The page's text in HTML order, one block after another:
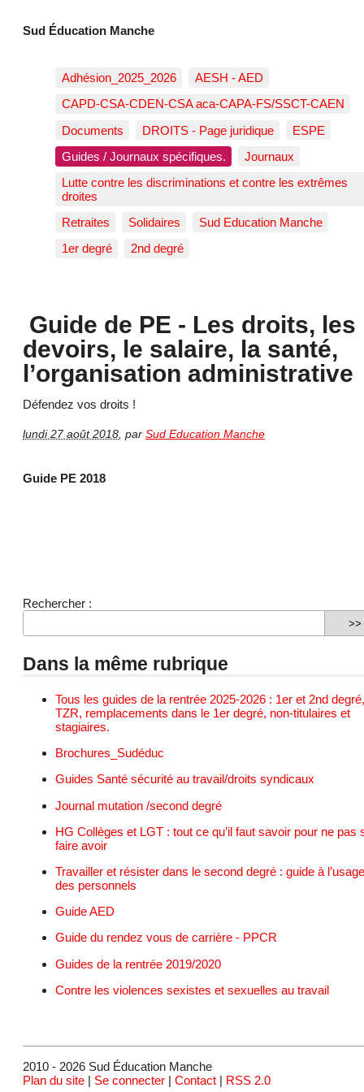
Sud Éducation Manche
Adhésion_2025_2026
AESH - AED
CAPD-CSA-CDEN-CSA aca-CAPA-FS/SSCT-CAEN
Documents
DROITS - Page juridique
ESPE
Guides / Journaux spécifiques.
Journaux
Lutte contre les discriminations et contre les extrêmes
droites
Retraites
Solidaires
Sud Education Manche
1er degré
2nd degré
Guide de PE - Les droits, les
devoirs, le salaire, la santé,
l’organisation administrative
Défendez vos droits !
lundi 27 août 2018 par Sud Education Manche
Guide PE 2018
Rechercher :
Dans la même rubrique
Tous les guides de la rentrée 2025-2026 : 1er et 2nd degré,
TZR, remplacements dans le 1er degré, non-titulaires et
stagiaires.
Brochures_Sudéduc
Guides Santé sécurité au travail/droits syndicaux
Journal mutation /second degré
HG Collèges et LGT : tout ce qu’il faut savoir pour ne pas
faire avoir
Travailler et résister dans le second degré : guide à l’usage
des personnels
Guide AED
Guide du rendez vous de carrière - PPCR
Guides de la rentrée 2019/2020
Contre les violences sexistes et sexuelles au travail
2010 - 2026 Sud Éducation Manche
Plan du site | Se connecter | Contact | RSS 2.0